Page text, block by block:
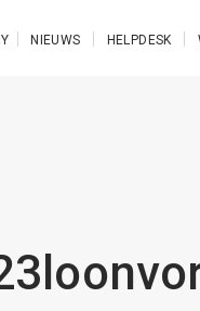
NIEUWS HELPDESK